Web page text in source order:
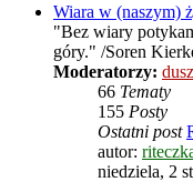
Wiara w (naszym)
"Bez wiary
góry." /Soren
Moderatorzy:
66 Tematy
155 Posty
Ostatni post
autor:
niedziela, 2